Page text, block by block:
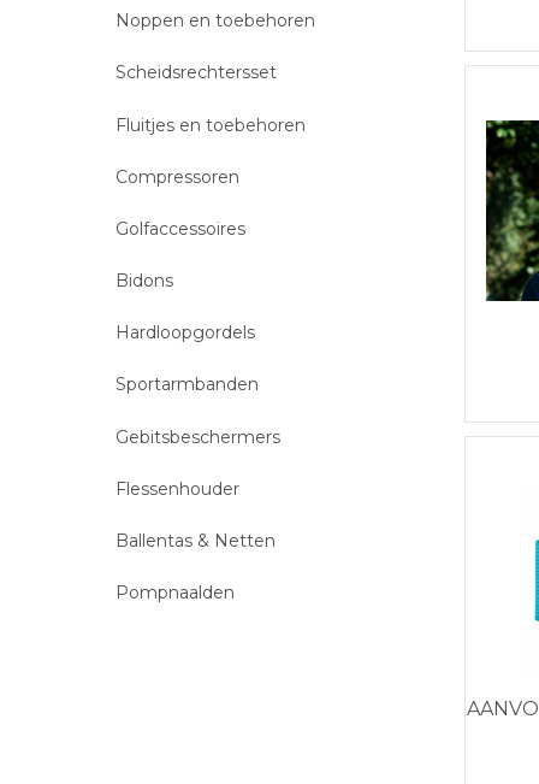
Noppen en toebehoren
Scheidsrechtersset
Fluitjes en toebehoren
Compressoren
Golfaccessoires
Bidons
Hardloopgordels
Sportarmbanden
Gebitsbeschermers
Flessenhouder
Ballentas & Netten
Pompnaalden